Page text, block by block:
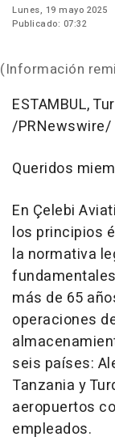
Lunes, 19 mayo 2025
Publicado: 07:32
(Información
ESTAMBUL,
/PRNewswire/
Queridos
En Çelebi
los principios
la normativa
más de 65
operaciones
seis países:
Tanzania y
aeropuertos
empleados.